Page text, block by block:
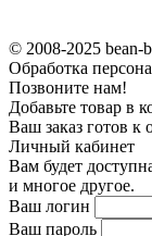
© 2008-2025 bean-
Обработка
Позвоните нам!
Добавьте товар в
Ваш заказ готов
Личный кабинет
Вам будет
и многое другое.
Ваш логин
Ваш пароль